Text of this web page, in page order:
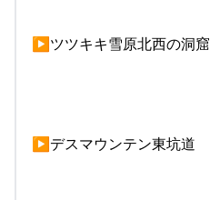
▶ツツキキ雪原北西の洞窟
▶デスマウンテン東坑道